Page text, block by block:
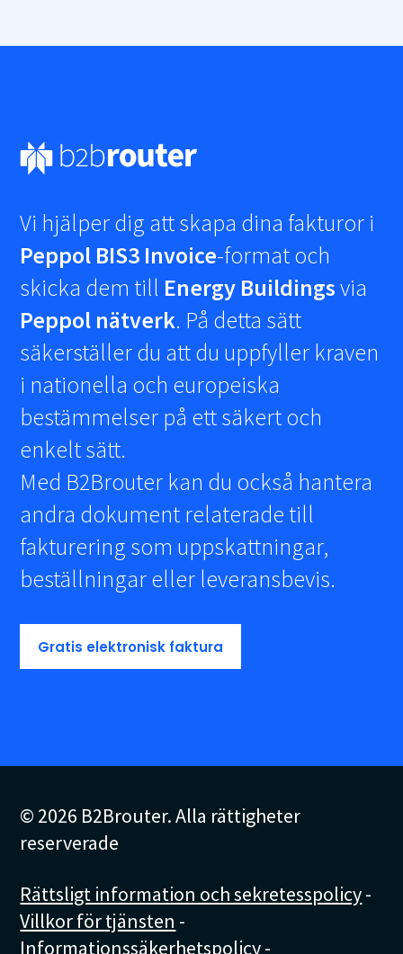
Vi hjälper dig att skapa dina fakturor i
Peppol BIS3 Invoice-format och
skicka dem till Energy Buildingsvia
Peppol nätverk. På detta sätt
säkerställer du att du uppfyller kraven
i nationella och europeiska
bestämmelser på ett säkert och
enkelt sätt.
Med B2Brouter kan du också hantera
andra dokument relaterade till
fakturering som uppskattningar,
beställningar eller leveransbevis.
Gratis elektronisk faktura
© 2026 B2Brouter. Alla rättigheter
reserverade
Rättsligt information och sekretesspolicy-
Villkor för tjänsten -
Informationssäkerhetspolicy-